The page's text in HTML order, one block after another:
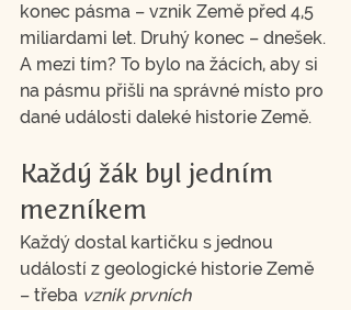
konec pásma – vznik Země před 4,5
miliardami let. Druhý konec – dnešek.
A mezi tím? To bylo na žácích, aby si
na pásmu přišli na správné místo pro
dané události daleké historie Země.
Každý žák byl jedním
mezníkem
Každý dostal kartičku s jednou
událostí z geologické historie Země
– třeba vznik prvních